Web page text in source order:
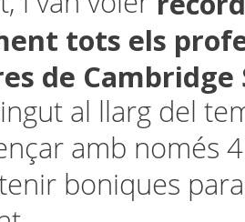
tots els
de Cambridge
al llarg del
amb només
boniques